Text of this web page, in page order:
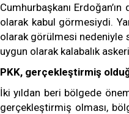
Cumhurbaşkanı
olarak kabul görmesiydi.
olarak görülmesi nedeniyle
uygun olarak kalabalık
PKK, gerçekleştirmiş
İki yıldan beri bölgede
gerçekleştirmiş olması,